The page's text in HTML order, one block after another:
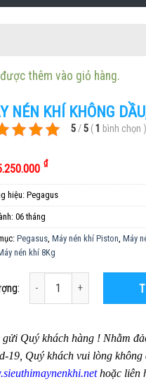
thêm vào giỏ hàng.
NÉN KHÍ KHÔNG
5 / 5 ( 1 bình chọn )
₫
hiệu: Pegagus
06 tháng
Pegasus, Máy nén khí Piston Máy
nén khí 8Kg
Quý khách hàng ! Nhằm
19, Quý khách vui lòng
hoặc liên